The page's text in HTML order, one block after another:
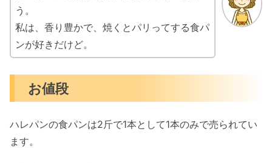
う。
私は、香り豊かで、焼くとパリってする食パ
ンが好きだけど。
お値段
ハレパンの食パンは2斤で1本として1本のみで売られてい
ます。